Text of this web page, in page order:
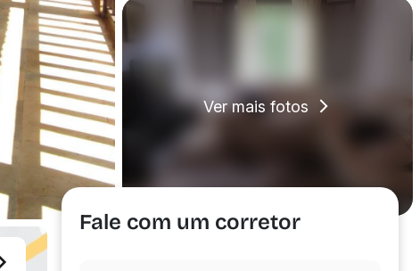
Ver mais fotos
Fale com um corretor